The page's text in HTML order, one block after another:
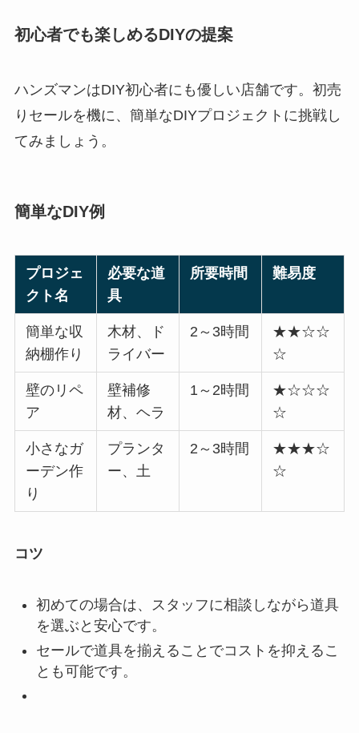
初心者でも楽しめるDIYの提案
ハンズマンはDIY初心者にも優しい店舗です。初売
りセールを機に、簡単なDIYプロジェクトに挑戦し
てみましょう。
簡単なDIY例
プロジェ
クト名
必要な道
具
所要時間 難易度
簡単な収
納棚作り
木材、ド
ライバー
2～3時間
★★☆☆
☆
壁のリペ
ア
壁補修
材、ヘラ
1～2時間
★☆☆☆
☆
小さなガ
ーデン作
り
プランタ
ー、土
2～3時間
★★★☆
☆
コツ
初めての場合は、スタッフに相談しながら道具
を選ぶと安心です。
セールで道具を揃えることでコストを抑えるこ
とも可能です。